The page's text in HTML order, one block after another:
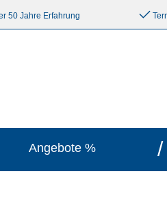
50 Jahre Erfahrung
Angebote % /